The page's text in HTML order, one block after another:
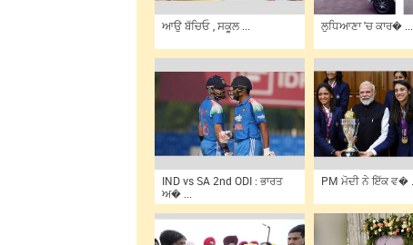
ਆਉ ਬੱਚਿਓ , ਸਕੂਲ ... ਲੁਧਿਆਣਾ 'ਚ ਕਾਰ� ...
IND vs SA 2nd ODI : ਭਾਰਤ
ਅ� ...
PM ਮੋਦੀ ਨੇ ਇੱਕ ਵ� ...